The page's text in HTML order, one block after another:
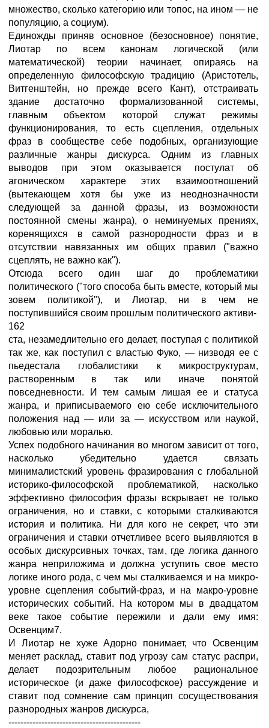
множество, сколько категорию или топос, на ином — не
популяцию, а социум).
Единожды приняв основное (безосновное) понятие,
Лиотар по всем канонам логической (или
математической) теории начинает, опираясь на
определенную философскую традицию (Аристотель,
Витгенштейн, но прежде всего Кант), отстраивать
здание достаточно формализованной системы,
главным объектом которой служат режимы
функционирования, то есть сцепления, отдельных
фраз в сообществе себе подобных, организующие
различные жанры дискурса. Одним из главных
выводов при этом оказывается постулат об
агоническом характере этих взаимоотношений
(вытекающем хотя бы уже из неоднозначности
следующей за данной фразы, из возможности
постоянной смены жанра), о неминуемых прениях,
коренящихся в самой разнородности фраз и в
отсутствии навязанных им общих правил ("важно
сцеплять, не важно как").
Отсюда всего один шаг до проблематики
политического ("того способа быть вместе, который мы
зовем политикой"), и Лиотар, ни в чем не
поступившийся своим прошлым политического активи-
162
ста, незамедлительно его делает, поступая с политикой
так же, как поступил с властью Фуко, — низводя ее с
пьедестала глобалистики к микроструктурам,
растворенным в так или иначе понятой
повседневности. И тем самым лишая ее и статуса
жанра, и приписываемого ею себе исключительного
положения над — или за — искусством или наукой,
любовью или моралью.
Успех подобного начинания во многом зависит от того,
насколько убедительно удается связать
минималистский уровень фразирования с глобальной
историко-философской проблематикой, насколько
эффективно философия фразы вскрывает не только
ограничения, но и ставки, с которыми сталкиваются
история и политика. Ни для кого не секрет, что эти
ограничения и ставки отчетливее всего выявляются в
особых дискурсивных точках, там, где логика данного
жанра неприложима и должна уступить свое место
логике иного рода, с чем мы сталкиваемся и на микро-
уровне сцепления событий-фраз, и на макро-уровне
исторических событий. На котором мы в двадцатом
веке такое событие пережили и дали ему имя:
Освенцим7.
И Лиотар не хуже Адорно понимает, что Освенцим
меняет расклад, ставит под угрозу сам статус распри,
делает подозрительным любое рациональное
историческое (и даже философское) рассуждение и
ставит под сомнение сам принцип сосуществования
разнородных жанров дискурса,
--------------------------------------------